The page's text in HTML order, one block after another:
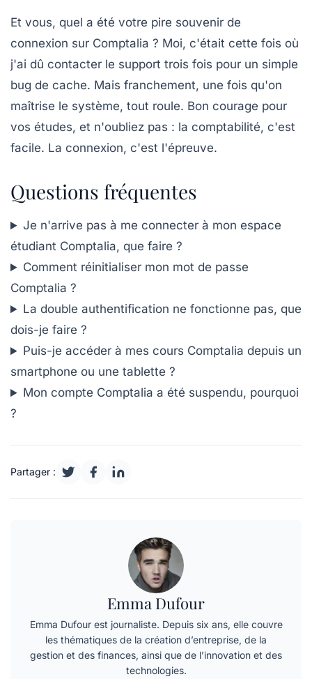
Et vous, quel a été votre pire souvenir de
connexion sur Comptalia ? Moi, c'était cette fois où
j'ai dû contacter le support trois fois pour un simple
bug de cache. Mais franchement, une fois qu'on
maîtrise le système, tout roule. Bon courage pour
vos études, et n'oubliez pas : la comptabilité, c'est
facile. La connexion, c'est l'épreuve.
Questions fréquentes
Je n'arrive pas à me connecter à mon espace
étudiant Comptalia, que faire ?
Comment réinitialiser mon mot de passe
Comptalia ?
La double authentification ne fonctionne pas, que
dois-je faire ?
Puis-je accéder à mes cours Comptalia depuis un
smartphone ou une tablette ?
Mon compte Comptalia a été suspendu, pourquoi
?
Partager :
Emma Dufour
Emma Dufour est journaliste. Depuis six ans, elle couvre
les thématiques de la création d’entreprise, de la
gestion et des finances, ainsi que de l’innovation et des
technologies.